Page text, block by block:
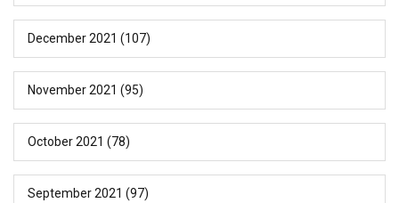
December 2021 (107)
November 2021 (95)
October 2021 (78)
September 2021 (97)